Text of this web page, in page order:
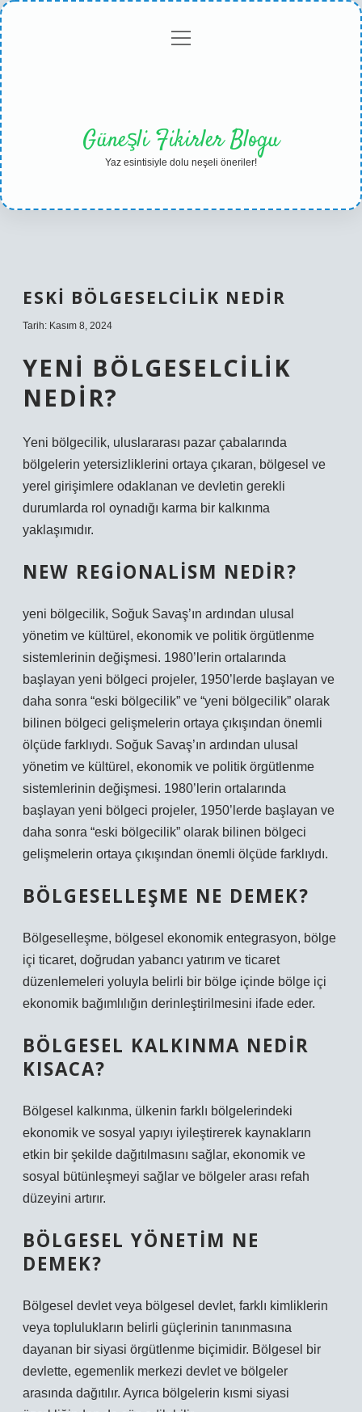
Gizlilikmenüyü
Güneşli Fikirler Blogu
Yaz esintisiyle dolu neşeli öneriler!
ESKI BÖLGESELCILIK NEDIR
Tarih: Kasım 8, 2024
YENI BÖLGESELCILIK
NEDIR?
Yeni bölgecilik, uluslararası pazar çabalarında
bölgelerin yetersizliklerini ortaya çıkaran, bölgesel ve
yerel girişimlere odaklanan ve devletin gerekli
durumlarda rol oynadığı karma bir kalkınma
yaklaşımıdır.
NEW REGIONALISM NEDIR?
yeni bölgecilik, Soğuk Savaş’ın ardından ulusal
yönetim ve kültürel, ekonomik ve politik örgütlenme
sistemlerinin değişmesi. 1980’lerin ortalarında
başlayan yeni bölgeci projeler, 1950’lerde başlayan ve
daha sonra “eski bölgecilik” ve “yeni bölgecilik” olarak
bilinen bölgeci gelişmelerin ortaya çıkışından önemli
ölçüde farklıydı. Soğuk Savaş’ın ardından ulusal
yönetim ve kültürel, ekonomik ve politik örgütlenme
sistemlerinin değişmesi. 1980’lerin ortalarında
başlayan yeni bölgeci projeler, 1950’lerde başlayan ve
daha sonra “eski bölgecilik” olarak bilinen bölgeci
gelişmelerin ortaya çıkışından önemli ölçüde farklıydı.
BÖLGESELLEŞME NE DEMEK?
Bölgeselleşme, bölgesel ekonomik entegrasyon, bölge
içi ticaret, doğrudan yabancı yatırım ve ticaret
düzenlemeleri yoluyla belirli bir bölge içinde bölge içi
ekonomik bağımlılığın derinleştirilmesini ifade eder.
BÖLGESEL KALKINMA NEDIR
KISACA?
Bölgesel kalkınma, ülkenin farklı bölgelerindeki
ekonomik ve sosyal yapıyı iyileştirerek kaynakların
etkin bir şekilde dağıtılmasını sağlar, ekonomik ve
sosyal bütünleşmeyi sağlar ve bölgeler arası refah
düzeyini artırır.
BÖLGESEL YÖNETIM NE
DEMEK?
Bölgesel devlet veya bölgesel devlet, farklı kimliklerin
veya toplulukların belirli güçlerinin tanınmasına
dayanan bir siyasi örgütlenme biçimidir. Bölgesel bir
devlette, egemenlik merkezi devlet ve bölgeler
arasında dağıtılır. Ayrıca bölgelerin kısmi siyasi